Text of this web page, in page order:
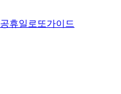
공휴일로또가이드